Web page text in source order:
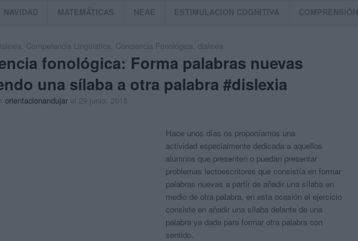
NAVIDAD MATEMÁTICAS NEAE ESTIMULACION COGNITIVA
Competencia Lingüística Conciencia Fonológica dislexia
fonológica: Forma palabras nuevas
una sílaba a otra palabra #dislexia
orientacionandujar el 29 junio, 2018
Hace unos días os proponíamos una
actividad especialmente dedicada a aquellos
alumnos que presenten o puedan presentar
problemas lectoescritores que consistía en formar
palabras nuevas a partir de añadir una sílaba en
medio de otra palabra, en esta ocasión el ejercicio
consiste en añadir una sílaba delante de una
palabra ya dada para formar otra palabra con
sentido.